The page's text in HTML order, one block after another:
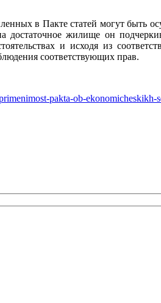
в Пакте статей могут
жилище он
и исходя из
соответствующих прав.
pakta-ob-